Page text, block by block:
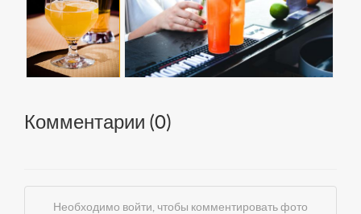
Комментарии (0)
Необходимо войти, чтобы комментировать фото